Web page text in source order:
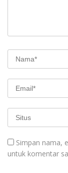
Simpan nama,
untuk komentar